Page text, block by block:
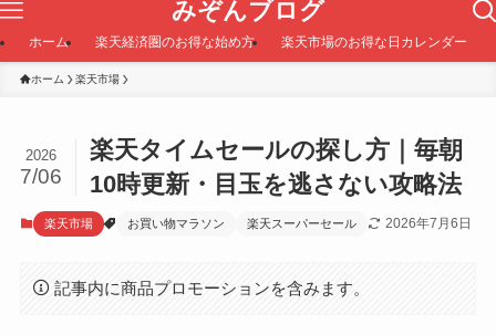
みぞんブログ
ホーム 楽天経済圏のお得な始め方 楽天市場のお得な日カレンダー
ホーム 楽天市場
楽天タイムセールの探し方｜毎朝
10時更新・目玉を逃さない攻略法
2026
7/06
楽天市場 お買い物マラソン 楽天スーパーセール 2026年7月6日
記事内に商品プロモーションを含みます。